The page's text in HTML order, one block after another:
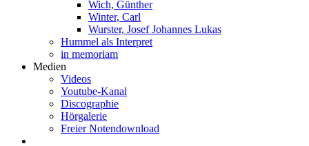
Wich, Günther
Winter, Carl
Wurster, Josef Johannes Lukas
Hummel als Interpret
in memoriam
Medien
Videos
Youtube-Kanal
Discographie
Hörgalerie
Freier Notendownload